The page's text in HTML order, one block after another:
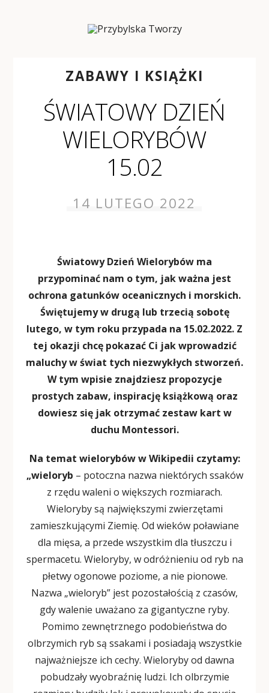
ZABAWY I KSIĄŻKI
ŚWIATOWY DZIEŃ
WIELORYBÓW
15.02
14 LUTEGO 2022
Światowy Dzień Wielorybów ma
przypominać nam o tym, jak ważna jest
ochrona gatunków oceanicznych i morskich.
Świętujemy w drugą lub trzecią sobotę
lutego, w tym roku przypada na 15.02.2022. Z
tej okazji chcę pokazać Ci jak wprowadzić
maluchy w świat tych niezwykłych stworzeń.
W tym wpisie znajdziesz propozycje
prostych zabaw, inspirację książkową oraz
dowiesz się jak otrzymać zestaw kart w
duchu Montessori.
Na temat wielorybów w Wikipedii czytamy:
„wieloryb – potoczna nazwa niektórych ssaków
z rzędu waleni o większych rozmiarach.
Wieloryby są największymi zwierzętami
zamieszkującymi Ziemię. Od wieków poławiane
dla mięsa, a przede wszystkim dla tłuszczu i
spermacetu. Wieloryby, w odróżnieniu od ryb na
płetwy ogonowe poziome, a nie pionowe.
Nazwa „wieloryb” jest pozostałością z czasów,
gdy walenie uważano za gigantyczne ryby.
Pomimo zewnętrznego podobieństwa do
olbrzymich ryb są ssakami i posiadają wszystkie
najważniejsze ich cechy. Wieloryby od dawna
pobudzały wyobraźnię ludzi. Ich olbrzymie